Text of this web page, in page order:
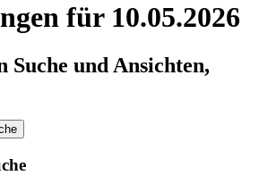
für 10.05.2026
Suche und Ansichten,